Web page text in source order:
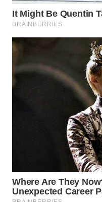
SOLO
BOROBUDUR
WN
WN
BINTAN